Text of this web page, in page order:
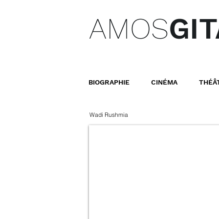
AMOS
BIOGRAPHIE CINÉMA
Wadi Rushmia